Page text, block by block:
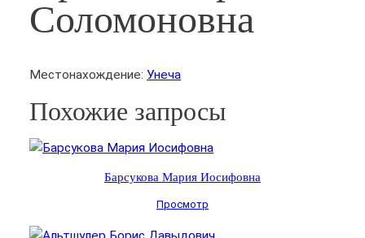
Соломоновна
Местонахождение: Унеча
Похожие запросы
Барсукова Мария Иосифовна
Просмотр